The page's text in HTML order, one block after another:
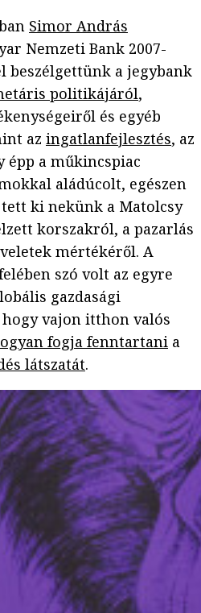
Simor András
Nemzeti Bank 2007-
beszélgettünk a jegybank
politikájáról,
és egyéb
az ingatlanfejlesztés, az
épp a műkincspiac
aládúcolt, egészen
ki nekünk a Matolcsy
korszakról, a pazarlás
mértékéről. A
szó volt az egyre
gazdasági
vajon itthon valós
fogja fenntartani a
látszatát.